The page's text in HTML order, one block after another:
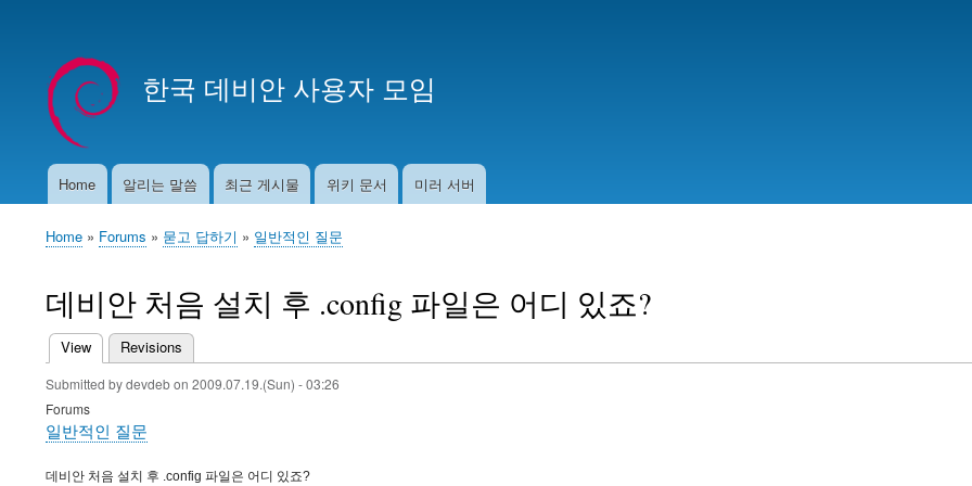
account
menu
한국 데비안 사용자 모임
MainHome 알리는 말씀 최근 게시물 위키 문서 미러 서버
Breadcrumb
Home Forums 묻고 답하기 일반적인 질문
데비안 처음 설치 후 .config 파일은 어디 있죠?
Primary
tabs
View (active tab)
Revisions
Submitted bydevdebon 2009.07.19.(Sun) - 03:26
Forums
일반적인 질문
데비안 처음 설치 후 .config 파일은 어디 있죠?